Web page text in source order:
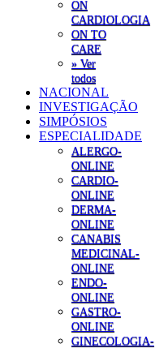
ON
CARDIOLOGIA
ON TO
CARE
» Ver
todos
NACIONAL
INVESTIGAÇÃO
SIMPÓSIOS
ESPECIALIDADE
ALERGO-
ONLINE
CARDIO-
ONLINE
DERMA-
ONLINE
CANABIS
MEDICINAL-
ONLINE
ENDO-
ONLINE
GASTRO-
ONLINE
GINECOLOGIA-